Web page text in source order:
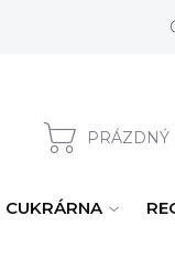
PRÁZDNÝ
CUKRÁRNA